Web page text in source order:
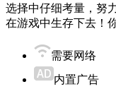
选择中仔细考量，努
在游戏中生存下去！
需要网络
内置广告